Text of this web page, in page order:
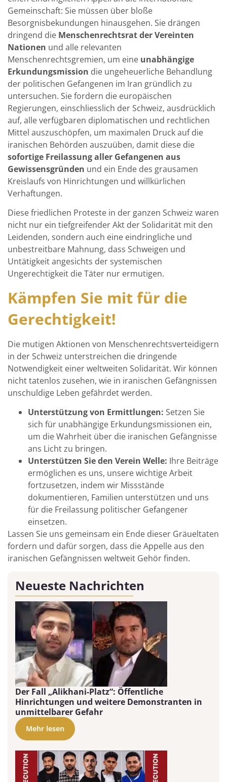
Gemeinschaft: Sie müssen über bloße
Besorgnisbekundungen hinausgehen. Sie drängen
dringend die Menschenrechtsrat der Vereinten
Nationen und alle relevanten
Menschenrechtsgremien, um eine unabhängige
Erkundungsmission die ungeheuerliche Behandlung
der politischen Gefangenen im Iran gründlich zu
untersuchen. Sie fordern die europäischen
Regierungen, einschliesslich der Schweiz, ausdrücklich
auf, alle verfügbaren diplomatischen und rechtlichen
Mittel auszuschöpfen, um maximalen Druck auf die
iranischen Behörden auszuüben, damit diese die
sofortige Freilassung aller Gefangenen aus
Gewissensgründen und ein Ende des grausamen
Kreislaufs von Hinrichtungen und willkürlichen
Verhaftungen.
Diese friedlichen Proteste in der ganzen Schweiz waren
nicht nur ein tiefgreifender Akt der Solidarität mit den
Leidenden, sondern auch eine eindringliche und
unbestreitbare Mahnung, dass Schweigen und
Untätigkeit angesichts der systemischen
Ungerechtigkeit die Täter nur ermutigen.
Kämpfen Sie mit für die
Gerechtigkeit!
Die mutigen Aktionen von Menschenrechtsverteidigern
in der Schweiz unterstreichen die dringende
Notwendigkeit einer weltweiten Solidarität. Wir können
nicht tatenlos zusehen, wie in iranischen Gefängnissen
unschuldige Leben gefährdet werden.
Unterstützung von Ermittlungen: Setzen Sie
sich für unabhängige Erkundungsmissionen ein,
um die Wahrheit über die iranischen Gefängnisse
ans Licht zu bringen.
Unterstützen Sie den Verein Welle: Ihre Beiträge
ermöglichen es uns, unsere wichtige Arbeit
fortzusetzen, indem wir Missstände
dokumentieren, Familien unterstützen und uns
für die Freilassung politischer Gefangener
einsetzen.
Lassen Sie uns gemeinsam ein Ende dieser Gräueltaten
fordern und dafür sorgen, dass die Appelle aus den
iranischen Gefängnissen weltweit Gehör finden.
Neueste Nachrichten
Der Fall „Alikhani-Platz“: Öffentliche
Hinrichtungen und weitere Demonstranten in
unmittelbarer Gefahr
Mehr lesen